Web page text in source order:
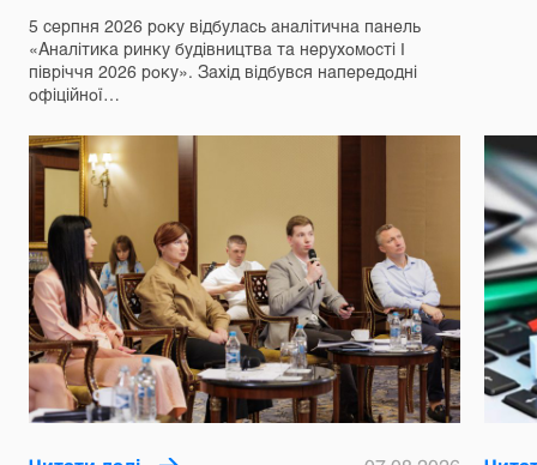
5 серпня 2026 року відбулась аналітична панель
«Аналітика ринку будівництва та нерухомості І
півріччя 2026 року». Захід відбувся напередодні
офіційної…